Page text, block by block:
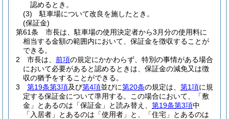
認めるとき。
(3)
駐車場について改良を施したとき。
(保証金)
第61条
市長は、駐車場の使用決定者から3月分の使用料に
相当する金額の範囲内において、保証金を徴収することが
できる。
2
市長は、 前項の規定にかかわらず、特別の事情がある場合
において必要があると認めるときは、保証金の減免又は徴
収の猶予をすることができる。
3
第19条第3項及び第4項並びに第20条の規定は、 第1項に規
定する保証金について準用する。
この場合において、「敷
金」とあるのは「保証金」と読み替え、 第19条第3項中
「入居者」とあるのは「使用者」と、「住宅」とあるのは